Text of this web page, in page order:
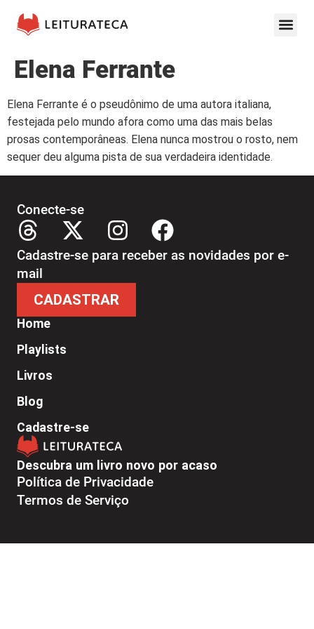
Elena Ferrante
Elena Ferrante é o pseudônimo de uma autora italiana,
festejada pelo mundo afora como uma das mais belas
prosas contemporâneas. Elena nunca mostrou o rosto, nem
sequer deu alguma pista de sua verdadeira identidade.
Descubra um livro novo por acaso
Política de Privacidade
Termos de Serviço
Home
Playlists
Livros
Blog
Cadastre-se
Conecte-se
Cadastre-se para receber as novidades por e-
mail
CADASTRAR